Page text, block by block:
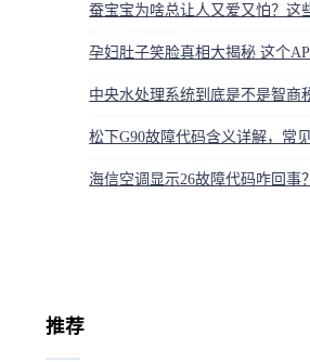
蚕宝宝为啥总让人又爱又怕？这
孕妇肚子笑脸真相大揭秘 这个
中央水处理系统到底是不是智商
海信空调显示26故障代码咋回事
推荐